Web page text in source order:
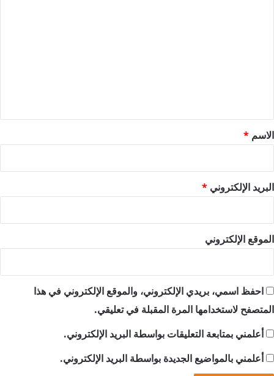
*
الاسم *
البريد الإلكتروني *
الموقع الإلكتروني
احفظ اسمي، بريدي الإلكتروني، والموقع الإلكتروني في هذا
المتصفح لاستخدامها المرة المقبلة في تعليقي.
أعلمني بمتابعة التعليقات بواسطة البريد الإلكتروني.
أعلمني بالمواضيع الجديدة بواسطة البريد الإلكتروني.